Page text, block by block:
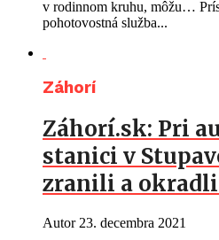
v rodinnom kruhu, môžu…
pohotovostná služba...
Záhorí
Záhorí.sk: Pri
stanici v
zranili a
Autor 23. decembra 2021